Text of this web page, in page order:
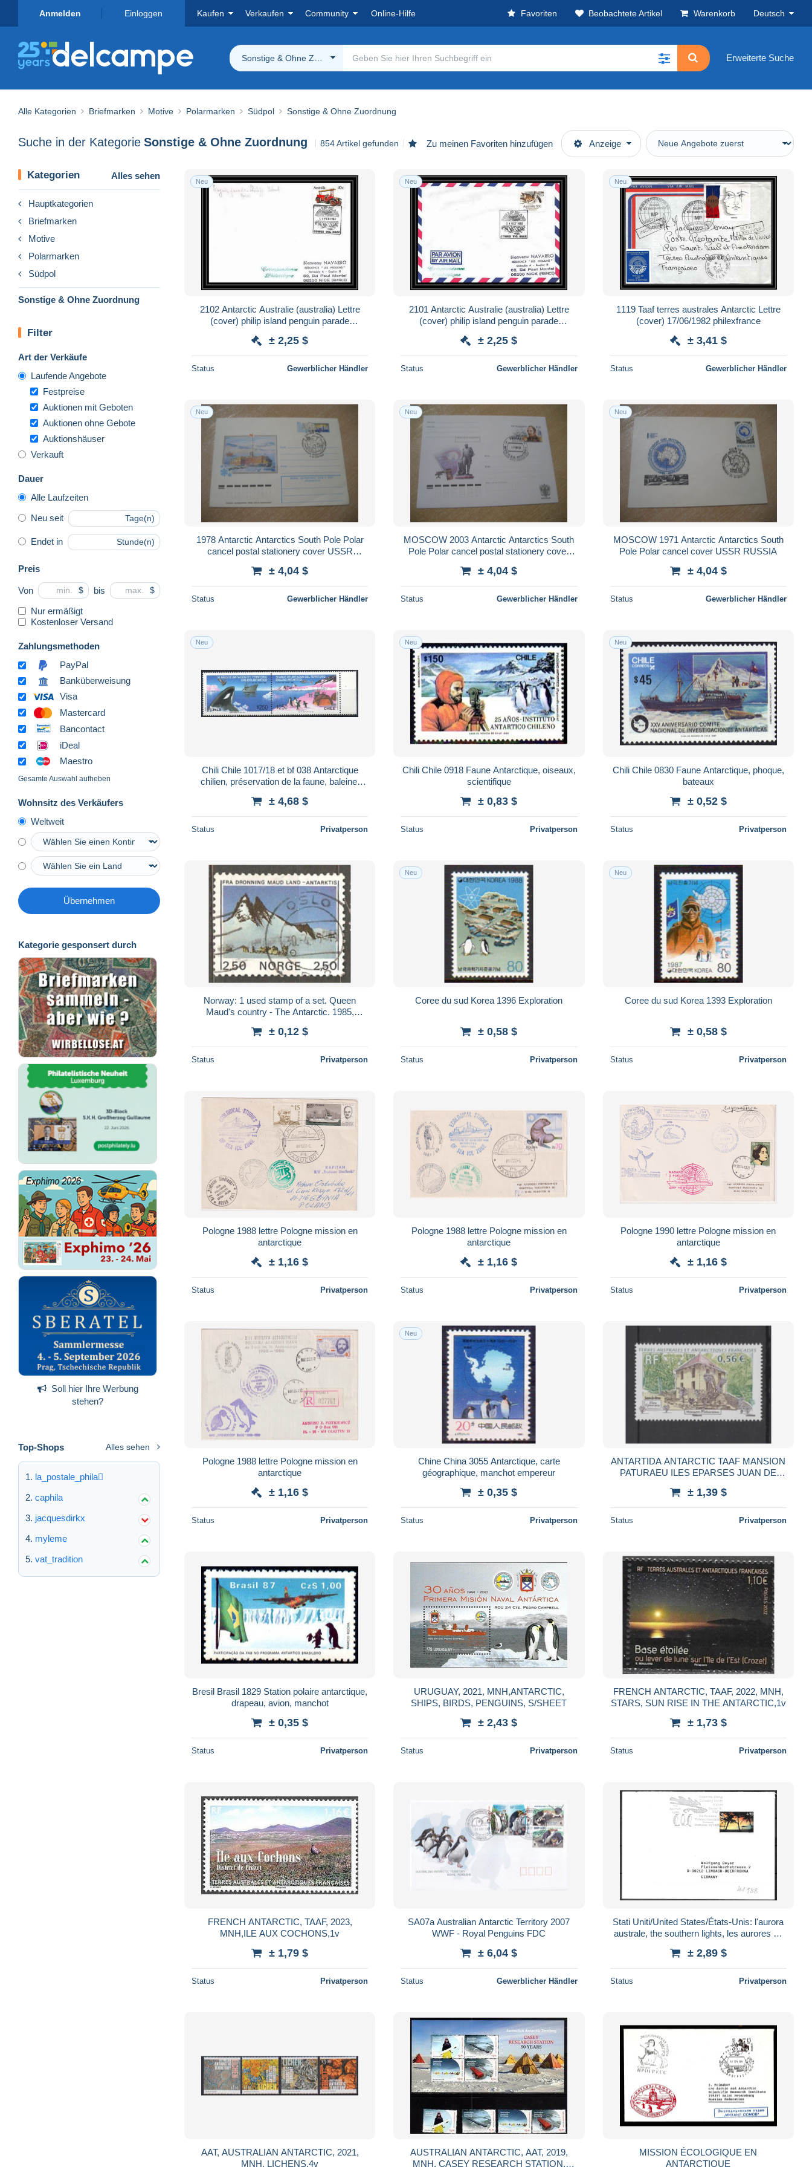
Anmelden Einloggen Kaufen Verkaufen Community Online-Hilfe Favoriten Beobachtete Artikel Warenkorb Deutsch
Sonstige & Ohne Zuordnung Erweiterte Suche
Alle Kategorien Briefmarken Motive Polarmarken Südpol Sonstige & Ohne Zuordnung
Suche in der Kategorie Sonstige & Ohne Zuordnung 854 Artikel gefunden Zu meinen Favoriten hinzufügen Anzeige
Kategorien Alles sehen
Hauptkategorien
Briefmarken
Motive
Polarmarken
Südpol
Sonstige & Ohne Zuordnung
Filter
Art der Verkäufe
Laufende Angebote
Festpreise
Auktionen mit Geboten
Auktionen ohne Gebote
Auktionshäuser
Verkauft
Dauer
Alle Laufzeiten
Neu seit Tage(n)
Endet in Stunde(n)
Preis
Von $ bis $
Nur ermäßigt
Kostenloser Versand
Zahlungsmethoden
PayPal
Banküberweisung
Visa
Mastercard
Bancontact
iDeal
Maestro
Gesamte Auswahl aufheben
Wohnsitz des Verkäufers
Weltweit
Übernehmen
Kategorie gesponsert durch
Soll hier Ihre Werbung
stehen?
Top-Shops Alles sehen
la_postale_phila
caphila
jacquesdirkx
myleme
vat_tradition
Neu
2102 Antarctic Australie (australia) Lettre
(cover) philip island penguin parade
± 2,25 $
Status Gewerblicher Händler
Neu
2101 Antarctic Australie (australia) Lettre
(cover) philip island penguin parade
± 2,25 $
Status Gewerblicher Händler
Neu
1119 Taaf terres australes Antarctic Lettre
(cover) 17/06/1982 philexfrance
± 3,41 $
Status Gewerblicher Händler
Neu
1978 Antarctic Antarctics South Pole Polar
cancel postal stationery cover USSR
± 4,04 $
Status Gewerblicher Händler
Neu
MOSCOW 2003 Antarctic Antarctics South
Pole Polar cancel postal stationery cover
± 4,04 $
Status Gewerblicher Händler
Neu
MOSCOW 1971 Antarctic Antarctics South
Pole Polar cancel cover USSR RUSSIA
± 4,04 $
Status Gewerblicher Händler
Neu
Chili Chile 1017/18 et bf 038 Antarctique
chilien, préservation de la faune, baleine,
± 4,68 $
Status Privatperson
Neu
Chili Chile 0918 Faune Antarctique, oiseaux,
scientifique
± 0,83 $
Status Privatperson
Neu
Chili Chile 0830 Faune Antarctique, phoque,
bateaux
± 0,52 $
Status Privatperson
Norway: 1 used stamp of a set. Queen
Maud's country - The Antarctic. 1985,
± 0,12 $
Status Privatperson
Neu
Coree du sud Korea 1396 Exploration
± 0,58 $
Status Privatperson
Neu
Coree du sud Korea 1393 Exploration
± 0,58 $
Status Privatperson
Pologne 1988 lettre Pologne mission en
antarctique
± 1,16 $
Status Privatperson
Pologne 1988 lettre Pologne mission en
antarctique
± 1,16 $
Status Privatperson
Pologne 1990 lettre Pologne mission en
antarctique
± 1,16 $
Status Privatperson
Pologne 1988 lettre Pologne mission en
antarctique
± 1,16 $
Status Privatperson
Neu
Chine China 3055 Antarctique, carte
géographique, manchot empereur
± 0,35 $
Status Privatperson
ANTARTIDA ANTARCTIC TAAF MANSION
PATURAEU ILES EPARSES JUAN DE
± 1,39 $
Status Privatperson
Bresil Brasil 1829 Station polaire antarctique,
drapeau, avion, manchot
± 0,35 $
Status Privatperson
URUGUAY, 2021, MNH,ANTARCTIC,
SHIPS, BIRDS, PENGUINS, S/SHEET
± 2,43 $
Status Privatperson
FRENCH ANTARCTIC, TAAF, 2022, MNH,
STARS, SUN RISE IN THE ANTARCTIC,1v
± 1,73 $
Status Privatperson
FRENCH ANTARCTIC, TAAF, 2023,
MNH,ILE AUX COCHONS,1v
± 1,79 $
Status Privatperson
SA07a Australian Antarctic Territory 2007
WWF - Royal Penguins FDC
± 6,04 $
Status Gewerblicher Händler
Stati Uniti/United States/États-Unis: l'aurora
australe, the southern lights, les aurores du
± 2,89 $
Status Privatperson
AAT, AUSTRALIAN ANTARCTIC, 2021,
MNH, LICHENS,4v
AUSTRALIAN ANTARCTIC, AAT, 2019,
MNH, CASEY RESEARCH STATION,
MISSION ÉCOLOGIQUE EN
ANTARCTIQUE